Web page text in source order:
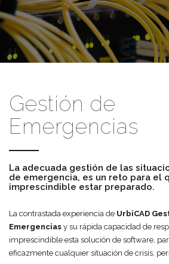
Gestión de
Emergencias
La adecuada gestión de las
de emergencia, es un reto para el
imprescindible estar preparado.
La contrastada experiencia de UrbiCAD
Emergencias y su rápida capacidad de
imprescindible esta solución de software,
eficazmente cualquier situación de crisis,